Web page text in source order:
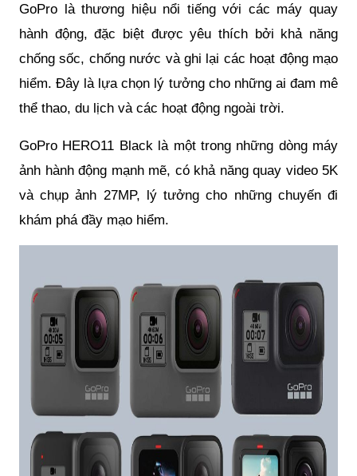
GoPro là thương hiệu nổi tiếng với các máy quay
hành động, đặc biệt được yêu thích bởi khả năng
chống sốc, chống nước và ghi lại các hoạt động mạo
hiểm. Đây là lựa chọn lý tưởng cho những ai đam mê
thể thao, du lịch và các hoạt động ngoài trời.
GoPro HERO11 Black là một trong những dòng máy
ảnh hành động mạnh mẽ, có khả năng quay video 5K
và chụp ảnh 27MP, lý tưởng cho những chuyến đi
khám phá đầy mạo hiểm.